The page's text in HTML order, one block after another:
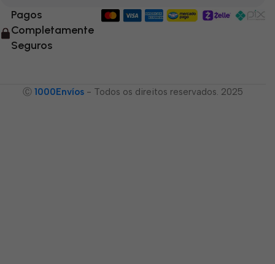
Pagos
Completamente
Seguros
Ⓒ 1000Envíos - Todos os direitos reservados. 2025